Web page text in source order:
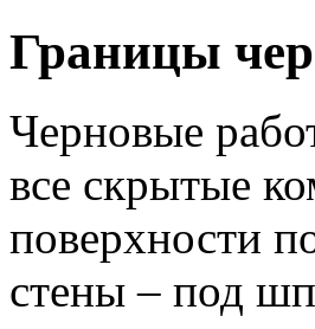
Границы
Черновые
все скрытые
поверхности
стены – под